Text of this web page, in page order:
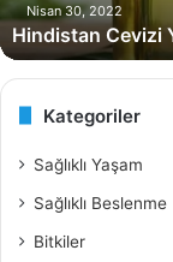
e
Nisan 30, 2022
Hindistan Cevizi
Kategoriler
Sağlıklı Yaşam
Sağlıklı Beslenme
Bitkiler